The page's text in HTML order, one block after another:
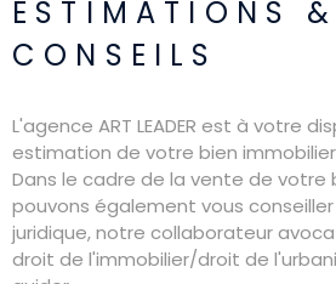
ESTIMATIONS &
CONSEILS
L'agence ART LEADER est à votre
estimation de votre bien
Dans le cadre de la vente de votre
pouvons également vous
juridique, notre collaborateur
droit de l'immobilier/droit de